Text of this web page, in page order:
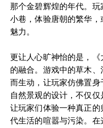
那个金碧辉煌的年代。
小巷，体验唐朝的繁华
魅力。
更让人心旷神怡的是，
的融合。游戏中的草木
而生动，让玩家仿佛置
自然景观的设计，不仅
让玩家们体验一种真正
代生活的喧嚣与污染。